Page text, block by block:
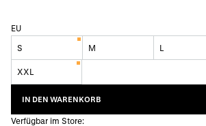
EU
S M L
XXL
IN DEN WARENKORB
Verfügbar im Store: